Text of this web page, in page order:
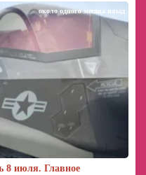
8 июля. Главное
около одного месяца назад